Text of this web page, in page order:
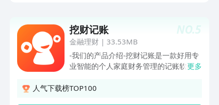
地，流畅开会。支持AI听记与实时问答，
用AI重塑会议互动体验，提升效率。 AI
时代的记录方式：闪记升级为“AI听记”，
30+行业场景模板，支持声纹自动识别发
言人。 3、智能、开放、高效的的协作体
人编辑实时协同，让团队经验有效沉淀，
NO.5
挖财记账
金融理财| 33.53MB
-我们的产品介绍-挖财记账是一款好用专
业智能的个人家庭财务管理的记账软件人
费支出自动归类，财务去向一目了然强大
更多
人气下载榜TOP100